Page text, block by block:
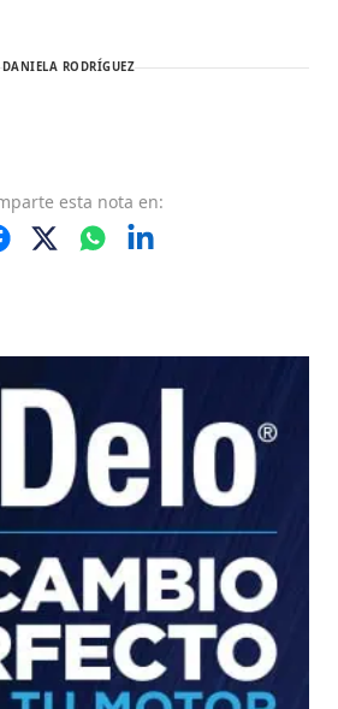
DANIELA RODRÍGUEZ
esta nota en: